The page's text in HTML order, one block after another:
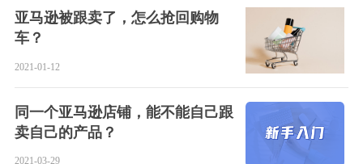
亚马逊怎么跟卖自己的产品？告别
手动，自动批量跟卖！
亚马逊被跟卖了，怎么抢回购物
车？
2021-01-12